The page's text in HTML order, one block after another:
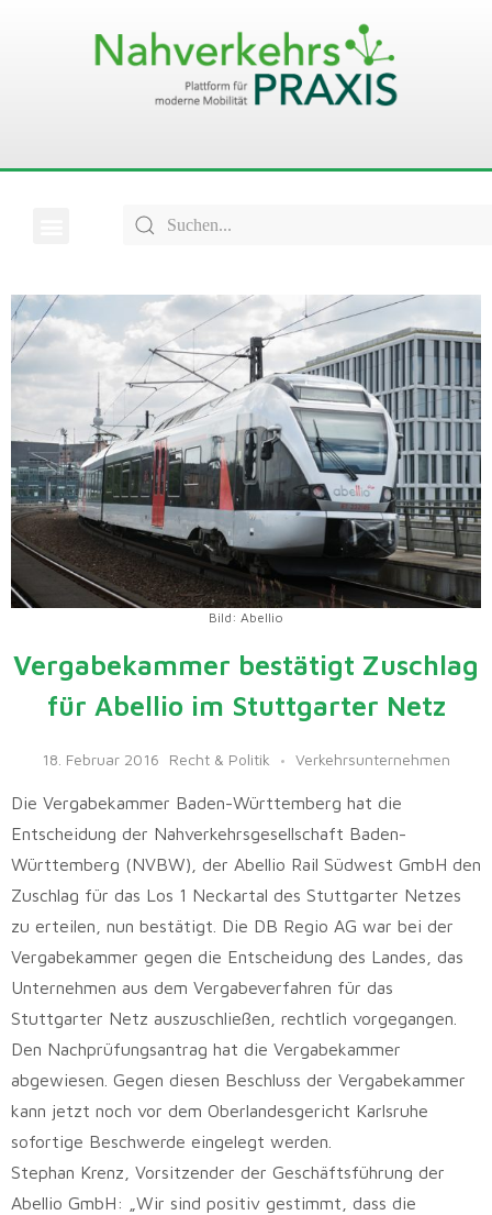
Bild: Abellio
Vergabekammer bestätigt Zuschlag
für Abellio im Stuttgarter Netz
18. Februar 2016 Recht & Politik Verkehrsunternehmen
Die Vergabekammer Baden-Württemberg hat die
Entscheidung der Nahverkehrsgesellschaft Baden-
Württemberg (NVBW), der Abellio Rail Südwest GmbH den
Zuschlag für das Los 1 Neckartal des Stuttgarter Netzes
zu erteilen, nun bestätigt. Die DB Regio AG war bei der
Vergabekammer gegen die Entscheidung des Landes, das
Unternehmen aus dem Vergabeverfahren für das
Stuttgarter Netz auszuschließen, rechtlich vorgegangen.
Den Nachprüfungsantrag hat die Vergabekammer
abgewiesen. Gegen diesen Beschluss der Vergabekammer
kann jetzt noch vor dem Oberlandesgericht Karlsruhe
sofortige Beschwerde eingelegt werden.
Stephan Krenz, Vorsitzender der Geschäftsführung der
Abellio GmbH: „Wir sind positiv gestimmt, dass die